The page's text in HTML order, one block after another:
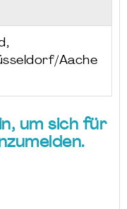
Aache
um sich für